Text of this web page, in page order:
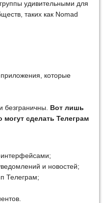
удивительными для
таких как Nomad
которые
безграничны. Вот лишь
могут сделать Телеграм
интерфейсами;
и новостей;
Телеграм;